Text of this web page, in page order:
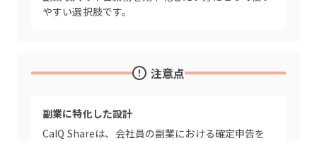
やすい選択肢です。
注意点
副業に特化した設計
CalQ Shareは、会社員の副業における確定申告を